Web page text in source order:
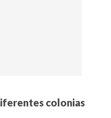
colonias